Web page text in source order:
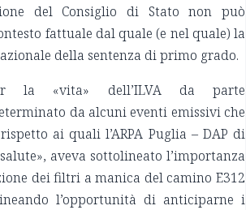
del Consiglio di Stato non può
fattuale dal quale (e nel quale) la
della sentenza di primo grado.
la «vita» dell’ILVA da parte
da alcuni eventi emissivi che
ai quali l’ARPA Puglia – DAP di
aveva sottolineato l’importanza
dei filtri a manica del camino E312
l’opportunità di anticiparne i